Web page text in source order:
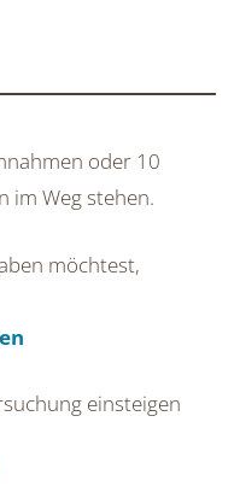
oder 10
im Weg stehen.
möchtest,
einsteigen